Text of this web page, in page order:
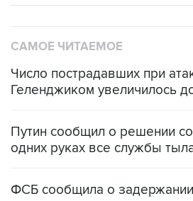
Число пострадавших при
Путин сообщил о решении
ФСБ сообщила о
Росгвардии